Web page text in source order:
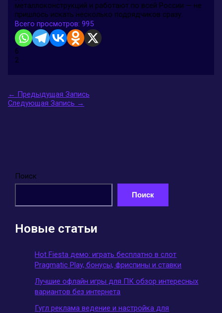
металлоконструкций и работают по всей России — не
пришлось искать несколько подрядчиков сразу.
Всего просмотров: 995
6
2
← Предыдущая Запись
Следующая Запись →
Поиск
Поиск
Новые статьи
Hot Fiesta демо: играть бесплатно в слот
Pragmatic Play, бонусы, фриспины и ставки
Лучшие офлайн игры для ПК обзор интересных
вариантов без интернета
Гугл реклама ведение и настройка для